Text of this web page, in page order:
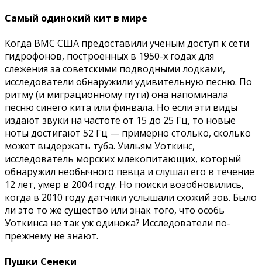
Самый одинокий кит в мире
Когда ВМС США предоставили ученым доступ к сети
гидрофонов, построенных в 1950-х годах для
слежения за советскими подводными лодками,
исследователи обнаружили удивительную песню. По
ритму (и миграционному пути) она напоминала
песню синего кита или финвала. Но если эти виды
издают звуки на частоте от 15 до 25 Гц, то новые
ноты достигают 52 Гц — примерно столько, сколько
может выдержать туба. Уильям Уоткинс,
исследователь морских млекопитающих, который
обнаружил необычного певца и слушал его в течение
12 лет, умер в 2004 году. Но поиски возобновились,
когда в 2010 году датчики услышали схожий зов. Было
ли это то же существо или знак того, что особь
Уоткинса не так уж одинока? Исследователи по-
прежнему не знают.
Пушки Сенеки